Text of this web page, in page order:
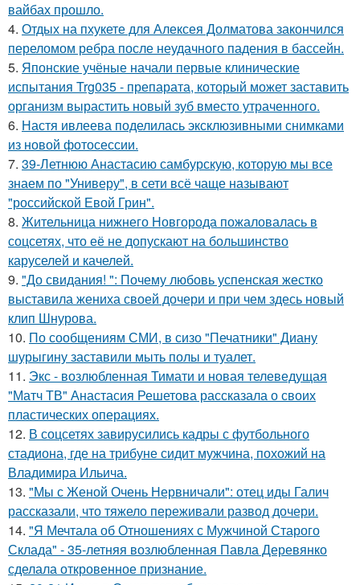
вайбах прошло.
4. Отдых на пхукете для Алексея Долматова закончился
переломом ребра после неудачного падения в бассейн.
5. Японские учёные начали первые клинические
испытания Trg035 - препарата, который может заставить
организм вырастить новый зуб вместо утраченного.
6. Настя ивлеева поделилась эксклюзивными снимками
из новой фотосессии.
7. 39-Летнюю Анастасию самбурскую, которую мы все
знаем по "Универу", в сети всё чаще называют
"российской Евой Грин".
8. Жительница нижнего Новгорода пожаловалась в
соцсетях, что её не допускают на большинство
каруселей и качелей.
9. "До свидания! ": Почему любовь успенская жестко
выставила жениха своей дочери и при чем здесь новый
клип Шнурова.
10. По сообщениям СМИ, в сизо "Печатники" Диану
шурыгину заставили мыть полы и туалет.
11. Экс - возлюбленная Тимати и новая телеведущая
"Матч ТВ" Анастасия Решетова рассказала о своих
пластических операциях.
12. В соцсетях завирусились кадры с футбольного
стадиона, где на трибуне сидит мужчина, похожий на
Владимира Ильича.
13. "Мы с Женой Очень Нервничали": отец иды Галич
рассказали, что тяжело переживали развод дочери.
14. "Я Мечтала об Отношениях с Мужчиной Старого
Склада" - 35-летняя возлюбленная Павла Деревянко
сделала откровенное признание.